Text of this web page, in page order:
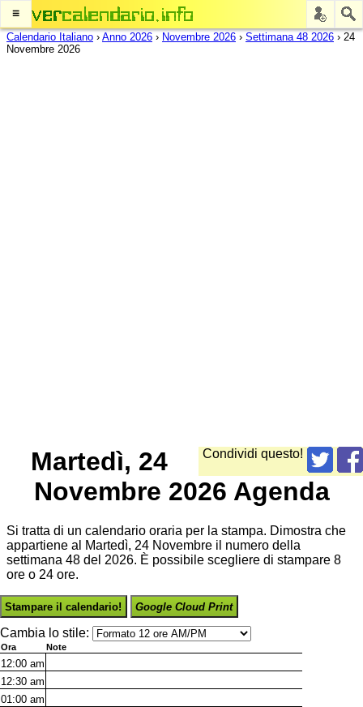
≡
Calendario Italiano › Anno 2026 › Novembre 2026 › Settimana 48 2026 › 24
Novembre 2026
Condividi questo!
Martedì, 24
Novembre 2026 Agenda
Si tratta di un calendario oraria per la stampa. Dimostra che
appartiene al Martedì, 24 Novembre il numero della
settimana 48 del 2026. È possibile scegliere di stampare 8
ore o 24 ore.
Stampare il calendario! Google Cloud Print
Cambia lo stile:
Ora Note
12:00 am
12:30 am
01:00 am